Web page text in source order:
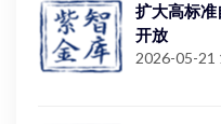
扩大高标
开放
2026-05-21